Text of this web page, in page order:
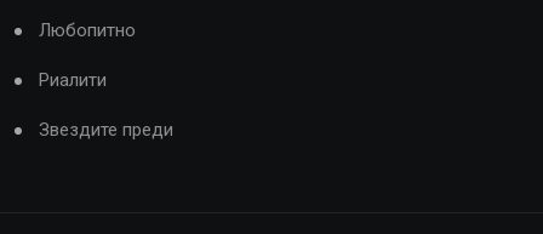
Любопитно
Риалити
Звездите преди